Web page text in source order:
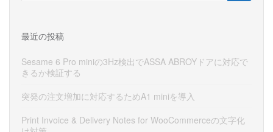
最近の投稿
Sesame 6 Pro miniの3Hz検出でASSA ABROYドアに対応で
きるか検証する
突発の注文増加に対応するためA1 miniを導入
Print Invoice & Delivery Notes for WooCommerceの文字化